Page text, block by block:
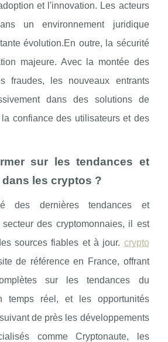
et l'innovation. Les acteurs
un environnement juridique
évolution.En outre, la sécurité
majeure. Avec la montée des
fraudes, les nouveaux entrants
dans des solutions de
confiance des utilisateurs et des
sur les tendances et
les cryptos ?
des dernières tendances et
des cryptomonnaies, il est
sources fiables et à jour. crypto
de référence en France, offrant
sur les tendances du
temps réel, et les opportunités
de près les développements
comme Cryptonaute, les